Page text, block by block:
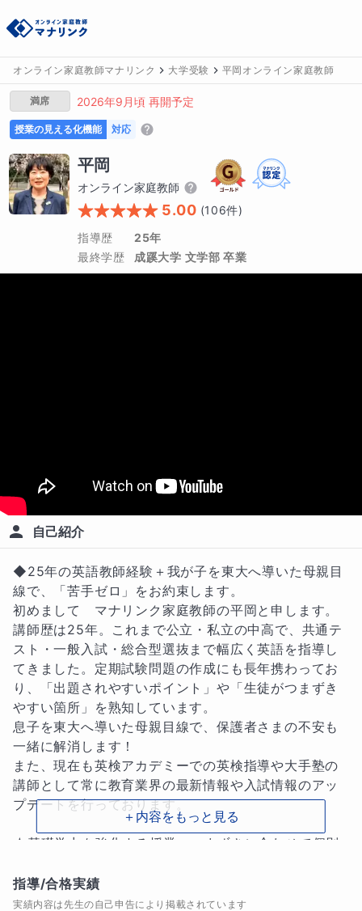
オンライン家庭教師マナリンク 大学受験 平岡オンライン家庭教師
満席 2026年9月頃 再開予定
授業の見える化機能 対応
平岡
オンライン家庭教師
5.00 (106件)
指導歴
25年
最終学歴
成蹊大学 文学部 卒業
自己紹介
◆25年の英語教師経験＋我が子を東大へ導いた母親目
線で、「苦手ゼロ」をお約束します。
初めまして　マナリンク家庭教師の平岡と申します。
講師歴は25年。これまで公立・私立の中高で、共通テ
スト・一般入試・総合型選抜まで幅広く英語を指導し
てきました。定期試験問題の作成にも長年携わってお
り、「出題されやすいポイント」や「生徒がつまずき
やすい箇所」を熟知しています。
息子を東大へ導いた母親目線で、保護者さまの不安も
一緒に解消します！
また、現在も英検アカデミーでの英検指導や大手塾の
講師として常に教育業界の最新情報や入試情報のアッ
プデートを行っております。
★基礎学力を強化する授業　つまずきに合わせて個別
・be動詞でつまずいた…
＋内容をもっと見る
指導/合格実績
実績内容は先生の自己申告により掲載されています